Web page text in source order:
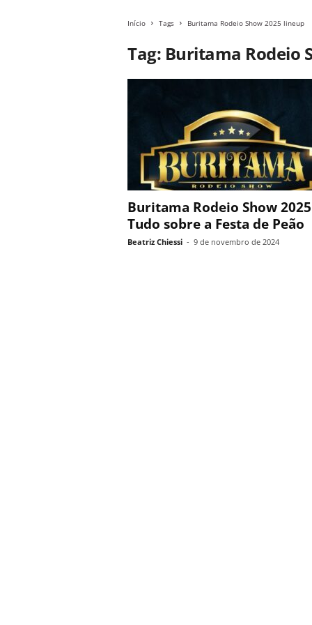
Início Tags Buritama Rodeio Show 2025 lineup
Tag: Buritama Rodeio
Buritama Rodeio Show
Tudo sobre a Festa de Peão
Beatriz Chiessi - 9 de novembro de 2024